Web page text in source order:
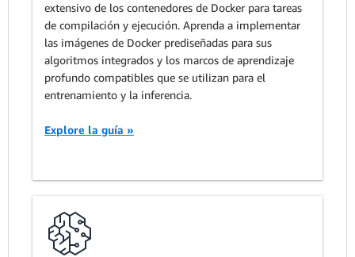
extensivo de los contenedores de Docker para tareas
de compilación y ejecución. Aprenda a implementar
las imágenes de Docker prediseñadas para sus
algoritmos integrados y los marcos de aprendizaje
profundo compatibles que se utilizan para el
entrenamiento y la inferencia.
Explore la guía »